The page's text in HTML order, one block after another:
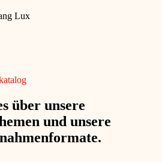
über unsere
und unsere